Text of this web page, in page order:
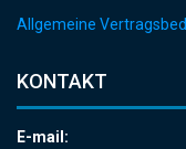
Allgemeine
KONTAKT
E-mail: